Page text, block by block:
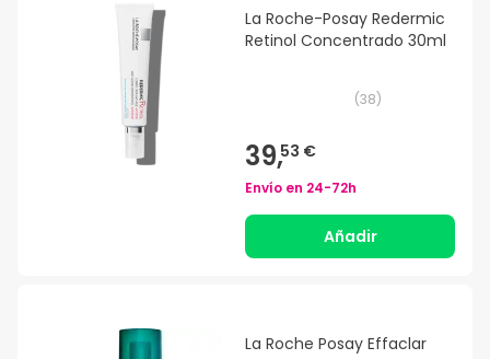
La Roche-Posay Redermic
Retinol Concentrado 30ml
(38)
39,53 €
Envío en 24-72h
Añadir
La Roche Posay Effaclar